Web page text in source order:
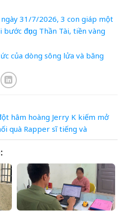
31/7/2026, 3 con giáp một
bước đụng Thần Tài, tiền vàng
của dòng sông lửa và băng
hâm hoàng Jerry K kiếm mở
quà Rapper sĩ tiếng và